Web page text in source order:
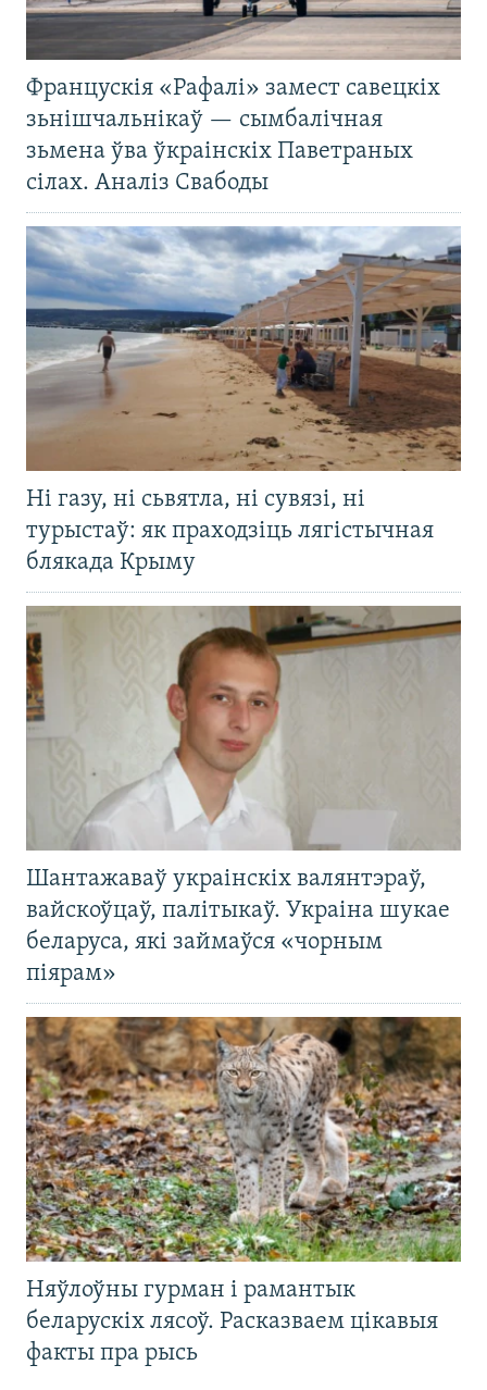
Францускія «Рафалі» замест савецкіх
зьнішчальнікаў — сымбалічная
зьмена ўва ўкраінскіх Паветраных
сілах. Аналіз Свабоды
Ні газу, ні сьвятла, ні сувязі, ні
турыстаў: як праходзіць лягістычная
блякада Крыму
Шантажаваў украінскіх валянтэраў,
вайскоўцаў, палітыкаў. Украіна шукае
беларуса, які займаўся «чорным
піярам»
Няўлоўны гурман і рамантык
беларускіх лясоў. Расказваем цікавыя
факты пра рысь